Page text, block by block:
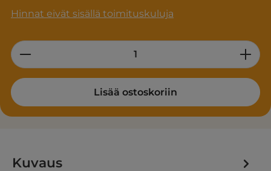
Hinnat eivät sisällä toimituskuluja
Product Quantity: Enter the desired
Lisää ostoskoriin
Kuvaus